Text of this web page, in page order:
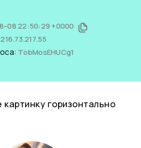
08 22:50:29 +0000
216.73.217.55
TobMosEHUCg1
картинку горизонтально